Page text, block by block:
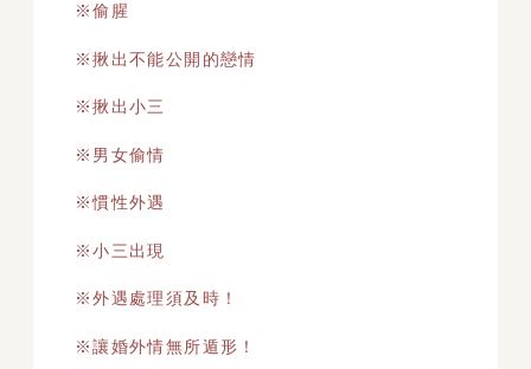
※偷腥
※揪出不能公開的戀情
※揪出小三
※男女偷情
※慣性外遇
※小三出現
※外遇處理須及時！
※讓婚外情無所遁形！